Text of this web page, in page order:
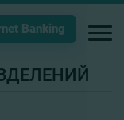
Banking